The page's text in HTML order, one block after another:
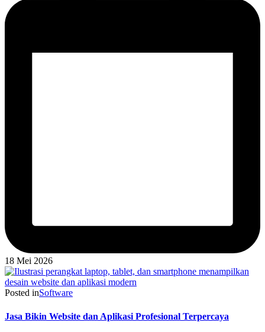
18 Mei 2026
Posted inSoftware
Jasa Bikin Website dan Aplikasi Profesional Terpercaya